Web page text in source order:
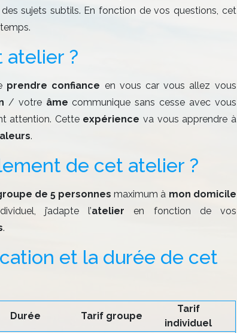
des sujets subtils. En fonction de vos questions, cet
atelier ?
prendre confiance en vous car vous allez vous
/ votre âme communique sans cesse avec vous
attention. Cette expérience va vous apprendre à
.
de cet atelier ?
de 5 personnes maximum à mon domicile
j’adapte l’atelier en fonction de vos
.
et la durée de cet
Durée Tarif groupe
Tarif
individuel